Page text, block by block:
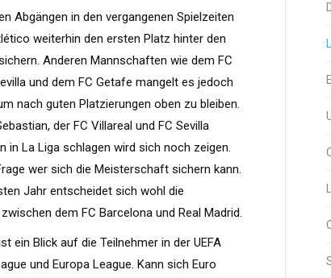
Abgängen in den vergangenen Spielzeiten
weiterhin den ersten Platz hinter den
Anderen Mannschaften wie dem FC
und dem FC Getafe mangelt es jedoch
nach guten Platzierungen oben zu bleiben.
der FC Villareal und FC Sevilla
in La Liga schlagen wird sich noch zeigen.
wer sich die Meisterschaft sichern kann.
Jahr entscheidet sich wohl die
dem FC Barcelona und Real Madrid.
ein Blick auf die Teilnehmer in der UEFA
und Europa League. Kann sich Euro